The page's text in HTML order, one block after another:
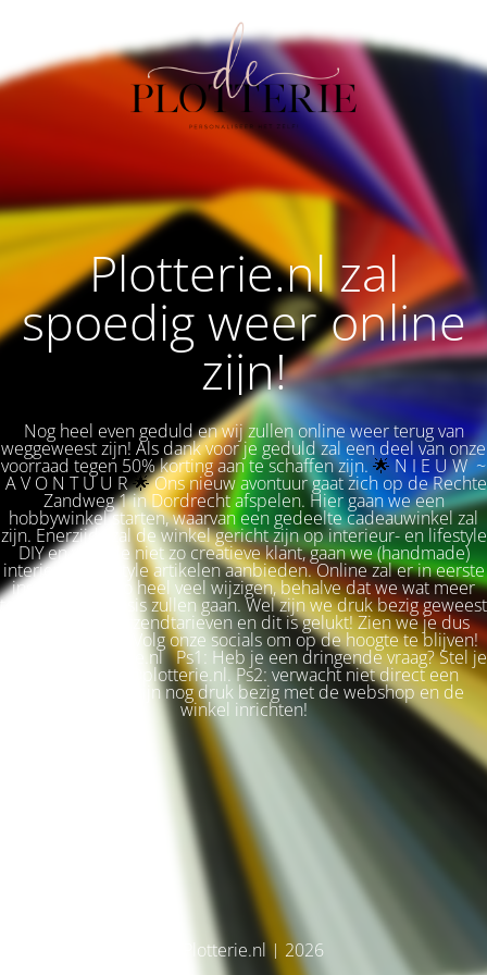
Plotterie.nl zal
spoedig weer online
zijn!
Nog heel even geduld en wij zullen online weer terug van
weggeweest zijn! Als dank voor je geduld zal een deel van onze
voorraad tegen 50% korting aan te schaffen zijn. 🌟 N I E U W ~
A V O N T U U R🌟Ons nieuw avontuur gaat zich op de Rechte
Zandweg 1 in Dordrecht afspelen. Hier gaan we een
hobbywinkel starten, waarvan een gedeelte cadeauwinkel zal
zijn. Enerzijds zal de winkel gericht zijn op interieur- en lifestyle
DIY en voor de niet zo creatieve klant, gaan we (handmade)
interieur & lifestyle artikelen aanbieden. Online zal er in eerste
instantie niet zo heel veel wijzigen, behalve dat we wat meer
terug naar de basis zullen gaan. Wel zijn we druk bezig geweest
met betere verzendtarieven en dit is gelukt! Zien we je dus
snel weer terug? Volg onze socials om op de hoogte te blijven!
Liefs, Ilse. Plotterie.nl Ps1: Heb je een dringende vraag? Stel je
vraag via info@plotterie.nl. Ps2: verwacht niet direct een
antwoord. We zijn nog druk bezig met de webshop en de
winkel inrichten!
© Plotterie.nl | 2026